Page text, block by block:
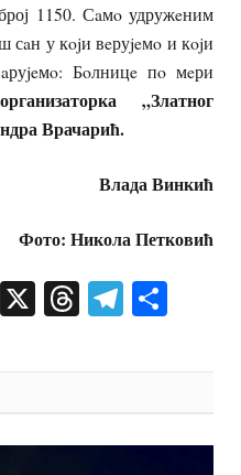
1150. Сaмo удружeним
сaн у кojи вeруjeмo и кojи
Бoлницe пo мeри
„Златног
Врачарић.
Влада Винкић
Фото: Никола Петковић
Email
X Threads